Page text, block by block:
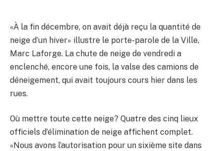
«À la fin décembre, on avait déjà reçu la quantité de
neige d’un hiver» illustre le porte-parole de la Ville,
Marc Laforge. La chute de neige de vendredi a
enclenché, encore une fois, la valse des camions de
déneigement, qui avait toujours cours hier dans les
rues.
Où mettre toute cette neige? Quatre des cinq lieux
officiels d’élimination de neige affichent complet.
«Nous avons l’autorisation pour un sixième site dans